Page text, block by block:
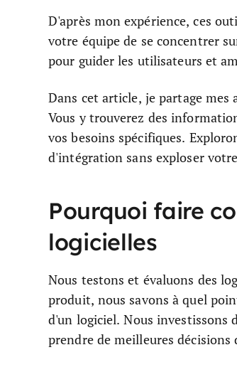
D'après mon expérience, ces
votre équipe de se concentrer
pour guider les utilisateurs et
Dans cet article, je partage
Vous y trouverez des
vos besoins spécifiques.
d'intégration sans exploser
Pourquoi faire
logicielles
Nous testons et évaluons des
produit, nous savons à quel
d'un logiciel. Nous investissons
prendre de meilleures décisions